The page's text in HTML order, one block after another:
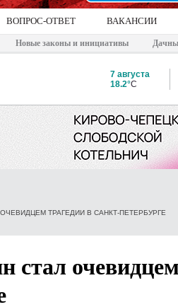
ВОПРОС-ОТВЕТ ВАКАНСИИ
Новые законы и инициативы
7 августа
18.2°C
ТРАГЕДИИ В САНКТ-ПЕТЕРБУРГЕ
стал